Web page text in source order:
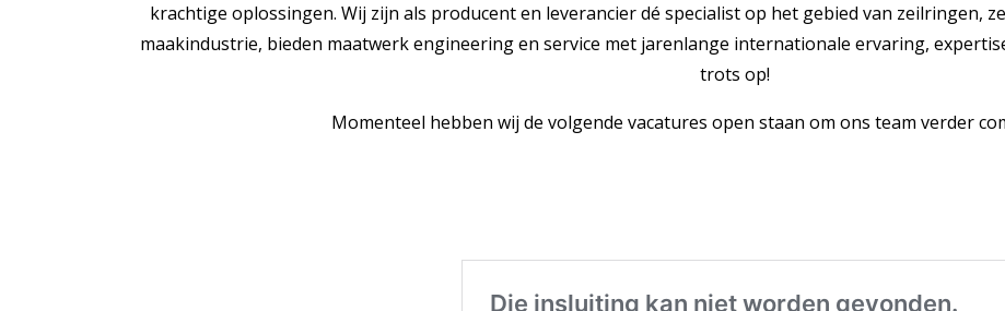
krachtige oplossingen. Wij zijn als producent en leverancier dé specialist op het gebied van zeilringen,
maakindustrie, bieden maatwerk engineering en service met jarenlange internationale ervaring,
trots op!
Momenteel hebben wij de volgende vacatures open staan om ons team verder